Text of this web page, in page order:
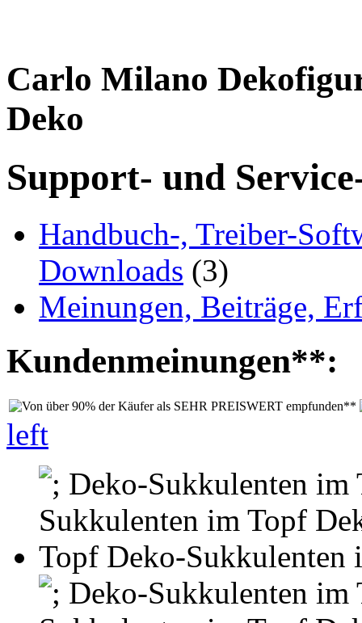
Carlo Milano
Deko
Support- und
Handbuch-, Treiber-
Downloads (3)
Meinungen, Beiträge,
Kundenmeinungen**:
left